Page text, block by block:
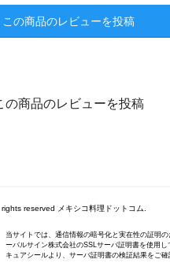
この商品のレビューを投稿
の商品のレビューを投稿
rights reserved メキシコ料理ドットコム.
当サイトでは、通信情報の暗号化と実在性の証明
ーバルサイン株式会社のSSLサーバ証明書を使用し
キュアシールより、サーバ証明書の検証結果をご確